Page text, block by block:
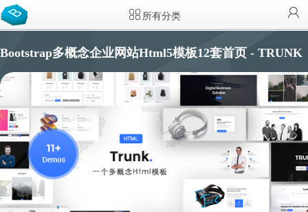
所有分类
Bootstrap多概念企业网站Html5模板12套首页 - TRUNK